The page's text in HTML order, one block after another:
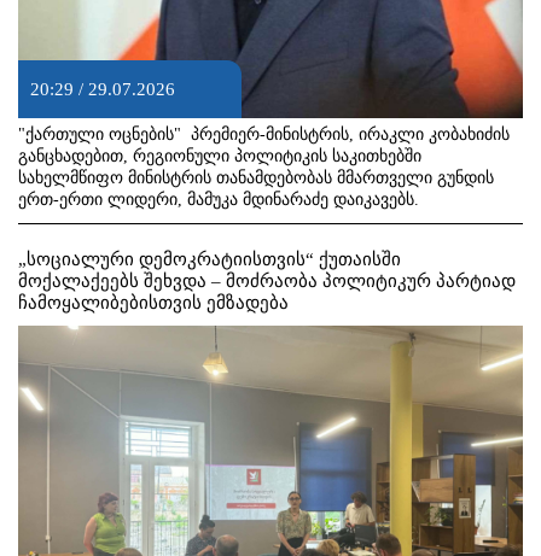
20:29 / 29.07.2026
"ქართული ოცნების" პრემიერ-მინისტრის, ირაკლი კობახიძის
განცხადებით, რეგიონული პოლიტიკის საკითხებში
სახელმწიფო მინისტრის თანამდებობას მმართველი გუნდის
ერთ-ერთი ლიდერი, მამუკა მდინარაძე დაიკავებს.
„სოციალური დემოკრატიისთვის“ ქუთაისში
მოქალაქეებს შეხვდა – მოძრაობა პოლიტიკურ პარტიად
ჩამოყალიბებისთვის ემზადება